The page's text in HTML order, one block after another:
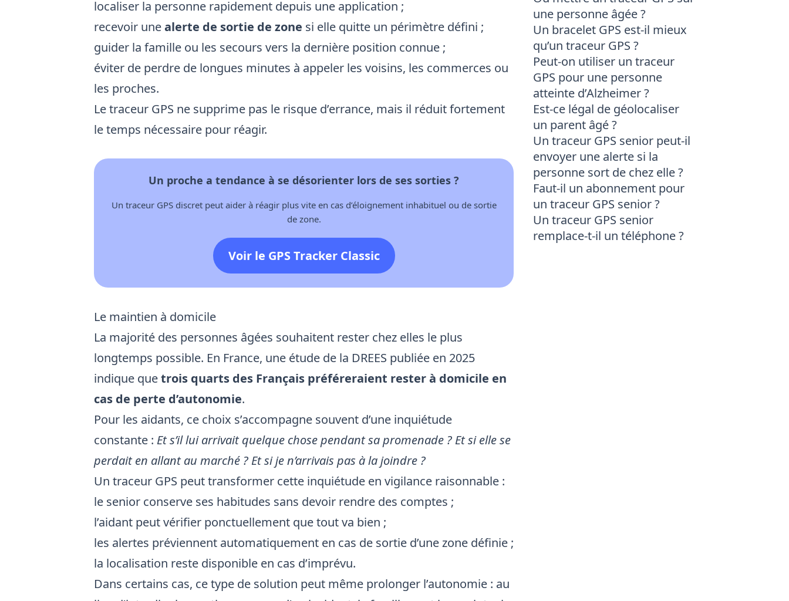
une personne âgée ?
Un bracelet GPS est-il mieux
qu’un traceur GPS ?
Peut-on utiliser un traceur
GPS pour une personne
atteinte d’Alzheimer ?
Est-ce légal de géolocaliser
un parent âgé ?
Un traceur GPS senior peut-il
envoyer une alerte si la
personne sort de chez elle ?
Faut-il un abonnement pour
un traceur GPS senior ?
Un traceur GPS senior
remplace-t-il un téléphone ?
localiser la personne rapidement depuis une application ;
recevoir unealerte de sortie de zone si elle quitte un périmètre défini ;
guider la famille ou les secours vers la dernière position connue ;
éviter de perdre de longues minutes à appeler les voisins, les commerces ou
les proches.
Le traceur GPS ne supprime pas le risque d’errance, mais il réduit fortement
le temps nécessaire pour réagir.
Un proche a tendance à se désorienter lors de ses sorties ?
Un traceur GPS discret peut aider à réagir plus vite en cas d’éloignement inhabituel ou de sortie
de zone.
Voir le GPS Tracker Classic
Le maintien à domicile
La majorité des personnes âgées souhaitent rester chez elles le plus
longtemps possible. En France, une étude de la DREES publiée en 2025
indique quetrois quarts des Français préféreraient rester à domicile en
cas de perte d’autonomie.
Pour les aidants, ce choix s’accompagne souvent d’une inquiétude
constante : Et s’il lui arrivait quelque chose pendant sa promenade ? Et si elle se
perdait en allant au marché ? Et si je n’arrivais pas à la joindre ?
Un traceur GPS peut transformer cette inquiétude en vigilance raisonnable :
le senior conserve ses habitudes sans devoir rendre des comptes ;
l’aidant peut vérifier ponctuellement que tout va bien ;
les alertes préviennent automatiquement en cas de sortie d’une zone définie ;
la localisation reste disponible en cas d’imprévu.
Dans certains cas, ce type de solution peut même prolonger l’autonomie : au